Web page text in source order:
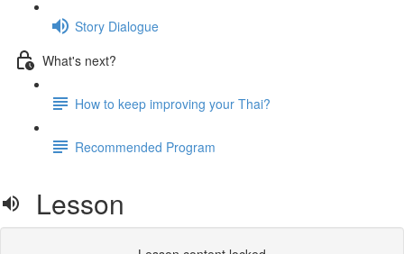
Story Dialogue
What's next?
How to keep improving your Thai?
Recommended Program
Lesson